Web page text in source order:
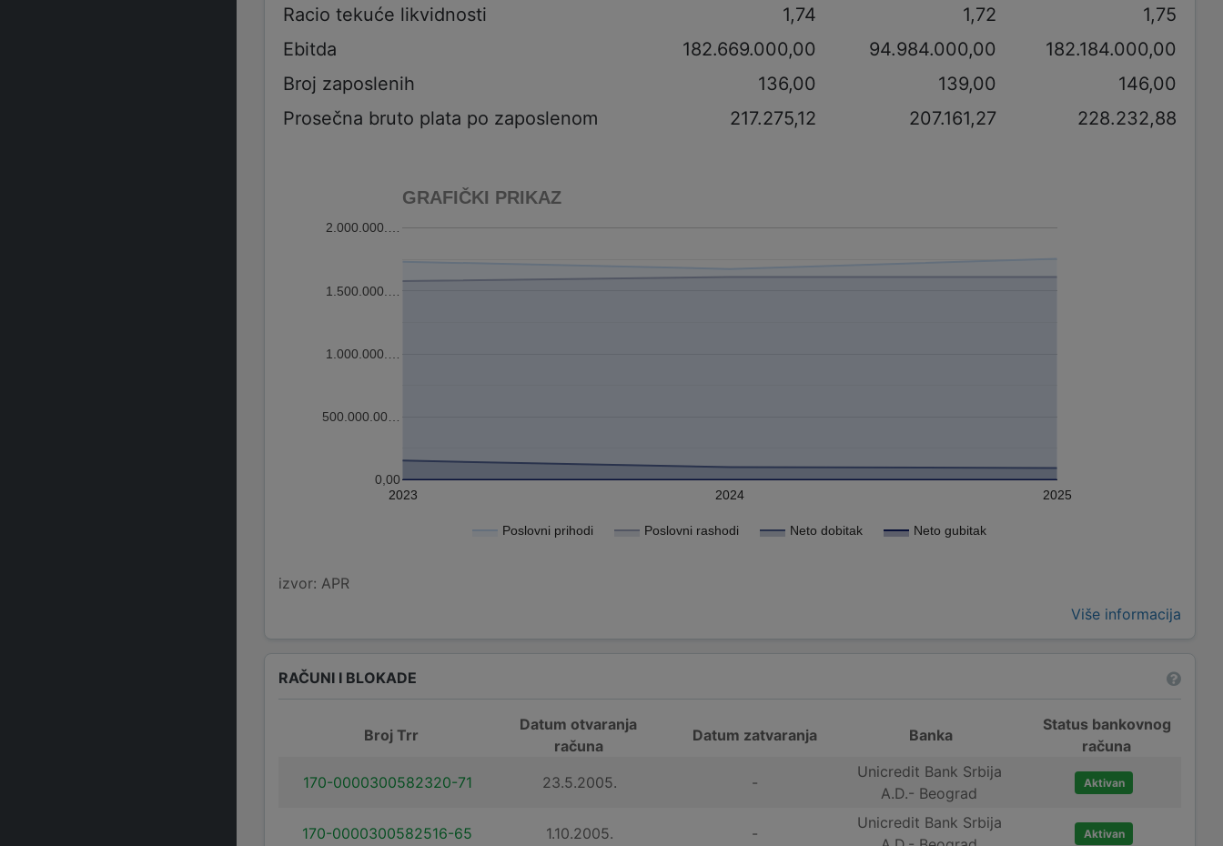
Racio tekuće likvidnosti
1,74 1,72
1,75
Ebitda
182.669.000,00 94.984.000,00
182.184.000,00
Broj zaposlenih
136,00 139,00
146,00
Prosečna bruto plata po zaposlenom
217.275,12 207.161,27 228.232,88
GRAFIČKI PRIKAZ
Poslovni prihodi Poslovni rashodi Neto dobitak Neto gubitak
2023 2024 2025
0,00
500.000.00…
1.000.000.…
1.500.000.…
2.000.000.…
izvor: APR
Više informacija
RAČUNI I BLOKADE
Broj Trr
Datum otvaranja
računa
Datum zatvaranja Banka
Status bankovnog
računa
170-0000300582320-71
23.5.2005. -
Unicredit Bank Srbija
A.D.- Beograd
Aktivan
170-0000300582516-65 1.10.2005. -
Unicredit Bank Srbija
Aktivan